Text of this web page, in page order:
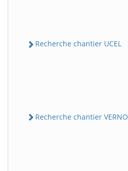
Recherche chantier UCEL
Recherche chantier